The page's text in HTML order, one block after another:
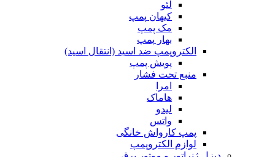
لئو
کیهان پمپ
مک پمپ
بهار پمپ
الکتروپمپ ضد اسید (انتقال اسید)
پویش پمپ
منبع تحت فشار
امرا
هاماک
لیدو
واتس
پمپ کارواش خانگی
لوازم الکتروپمپ